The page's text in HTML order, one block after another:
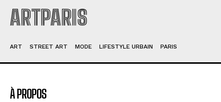
ARTPARIS
ART STREET ART MODE LIFESTYLE URBAIN PARIS
À PROPOS